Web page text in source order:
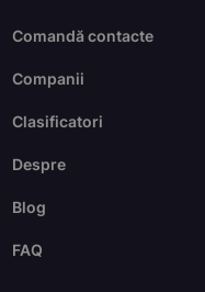
Comandă contacte
Companii
Clasificatori
Despre
Blog
FAQ